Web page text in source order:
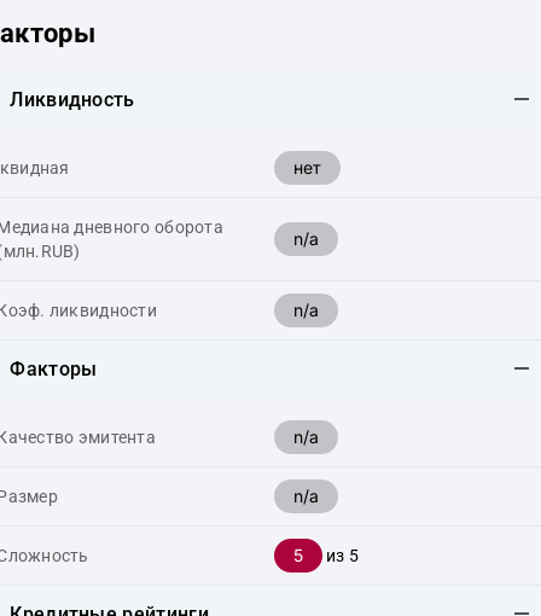
Ликвидность
нет
дневного оборота
n/a
ликвидности n/a
Факторы
эмитента n/a
n/a
5 из 5